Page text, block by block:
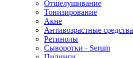
Отшелушивание
Тонизирование
Акне
Антивозрастные средства
Ретинолы
Сыворотки - Serum